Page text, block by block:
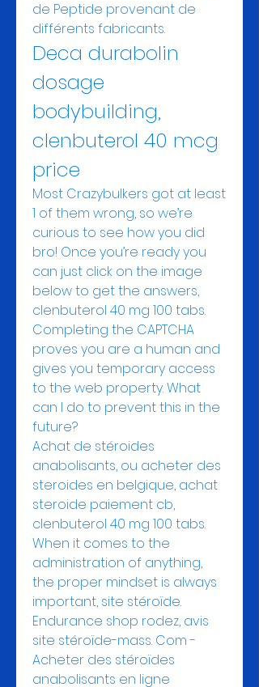
de Peptide provenant de
différents fabricants.
Deca durabolin
dosage
bodybuilding,
clenbuterol 40 mcg
price
Most Crazybulkers got at least
1 of them wrong, so we’re
curious to see how you did
bro! Once you’re ready you
can just click on the image
below to get the answers,
clenbuterol 40 mg 100 tabs.
Completing the CAPTCHA
proves you are a human and
gives you temporary access
to the web property. What
can I do to prevent this in the
future?
Achat de stéroides
anabolisants, ou acheter des
steroides en belgique, achat
steroide paiement cb,
clenbuterol 40 mg 100 tabs.
When it comes to the
administration of anything,
the proper mindset is always
important, site stéroïde.
Endurance shop rodez, avis
site stéroïde-mass. Com -
Acheter des stéroïdes
anabolisants en ligne